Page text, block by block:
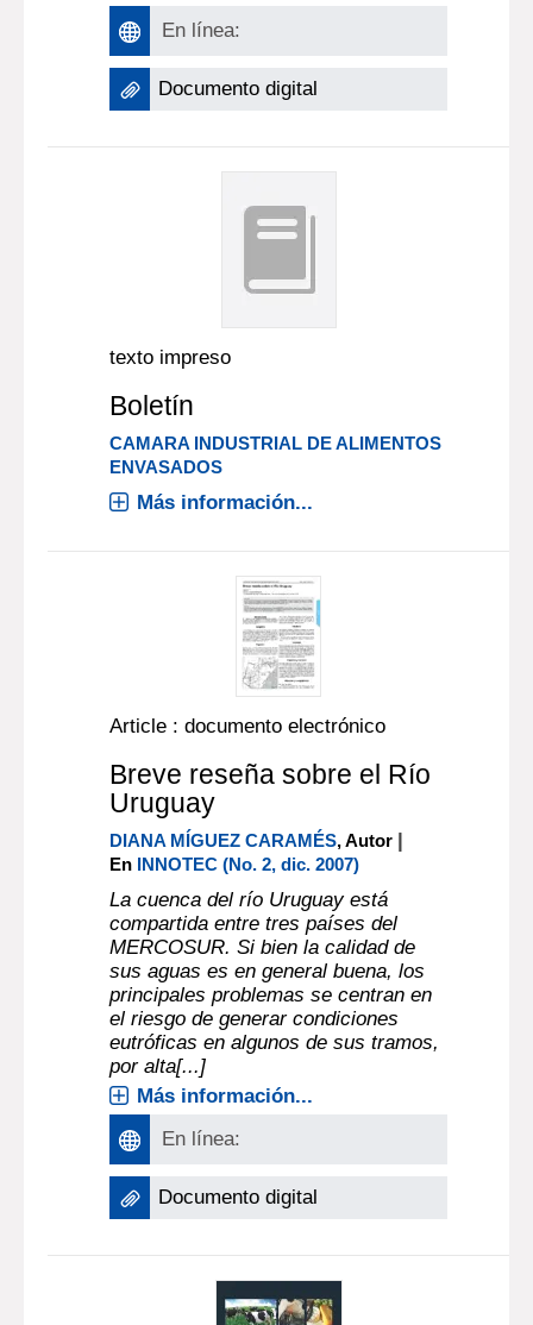
En línea:
Documento digital
texto impreso
Boletín
CAMARA INDUSTRIAL DE ALIMENTOS
ENVASADOS
Más información...
Article : documento electrónico
Breve reseña sobre el Río
Uruguay
DIANA MÍGUEZ CARAMÉS, Autor |
En INNOTEC (No. 2, dic. 2007)
La cuenca del río Uruguay está
compartida entre tres países del
MERCOSUR. Si bien la calidad de
sus aguas es en general buena, los
principales problemas se centran en
el riesgo de generar condiciones
eutróficas en algunos de sus tramos,
por alta[...]
Más información...
En línea:
Documento digital